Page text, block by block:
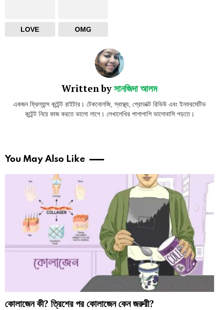
LOVE OMG
Written byসানজিদা আলম
একজন ফ্রিল্যান্স কন্টেন্ট রাইটার। টেকনোলজি, স্বাস্থ্য, প্রোডাক্ট রিভিউ এবং ইনফরমেটিভ
কন্টেন্ট নিয়ে কাজ করতে ভালো লাগে। লেখালেখির পাশাপাশি ভালোবাসি পড়তে।
You May Also Like
কোলাজেন কী? ত্রিশের পর কোলাজেন কেন জরুরী?